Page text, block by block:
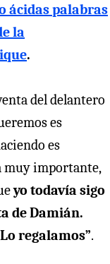
ácidas palabras
la
.
del delantero
es
es
muy importante,
yo todavía sigo
de Damián.
regalamos”.